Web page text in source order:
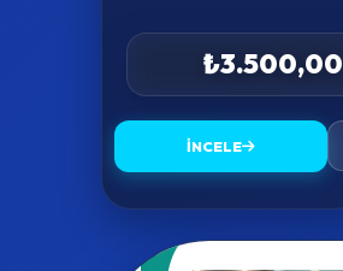
₺3.500,00
İNCELE